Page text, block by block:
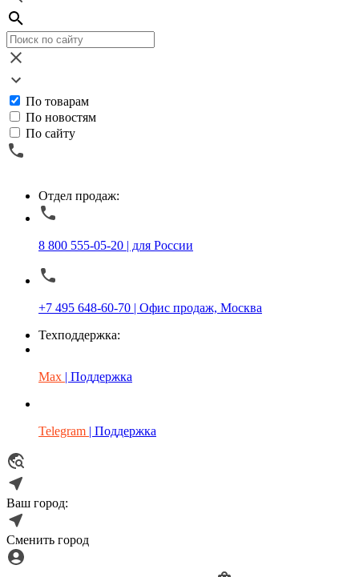
По товарам
По новостям
По сайту
Отдел продаж:
8 800 555-05-20 | для России
+7 495 648-60-70 | Офис продаж, Москва
Техподдержка:
Max | Поддержка
Telegram | Поддержка
Ваш город:
Сменить город